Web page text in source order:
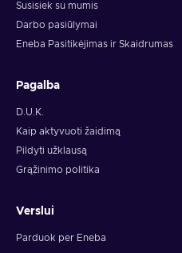
Susisiek su mumis
Darbo pasiūlymai
Eneba Pasitikėjimas ir Skaidrumas
Pagalba
D.U.K.
Kaip aktyvuoti žaidimą
Pildyti užklausą
Grąžinimo politika
Verslui
Parduok per Eneba